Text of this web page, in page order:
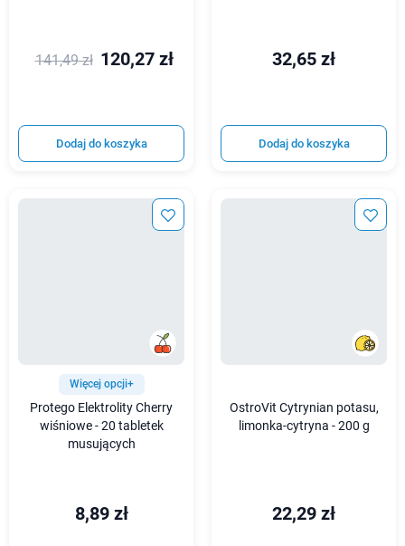
141,49 zł 120,27 zł
Dodaj do koszyka
32,65 zł
Dodaj do koszyka
Więcej opcji+
Protego Elektrolity Cherry
wiśniowe - 20 tabletek
musujących
8,89 zł
OstroVit Cytrynian potasu,
limonka-cytryna - 200 g
22,29 zł